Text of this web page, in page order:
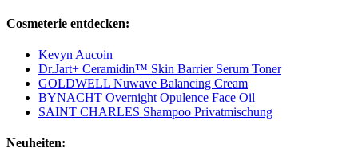
Cosmeterie entdecken:
Kevyn Aucoin
Dr.Jart+ Ceramidin™ Skin Barrier Serum Toner
GOLDWELL Nuwave Balancing Cream
BYNACHT Overnight Opulence Face Oil
SAINT CHARLES Shampoo Privatmischung
Neuheiten: